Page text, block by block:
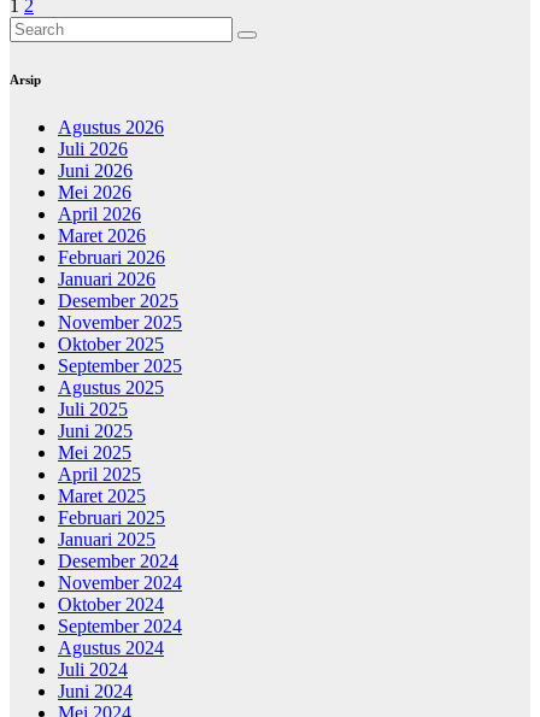
Paginasi
pos
1 2
Arsip
Agustus 2026
Juli 2026
Juni 2026
Mei 2026
April 2026
Maret 2026
Februari 2026
Januari 2026
Desember 2025
November 2025
Oktober 2025
September 2025
Agustus 2025
Juli 2025
Juni 2025
Mei 2025
April 2025
Maret 2025
Februari 2025
Januari 2025
Desember 2024
November 2024
Oktober 2024
September 2024
Agustus 2024
Juli 2024
Juni 2024